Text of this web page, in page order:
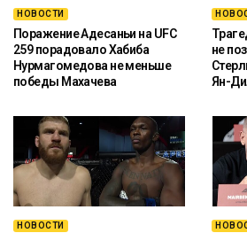
НОВОСТИ
Поражение Адесаньи на UFC
259 порадовало Хабиба
Нурмагомедова не меньше
победы Махачева
не
Ян-
НОВОСТИ